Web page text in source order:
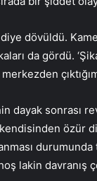
dövüldü.
da gördü.
merkezden
dayak sonrası
özür
lakin davranış